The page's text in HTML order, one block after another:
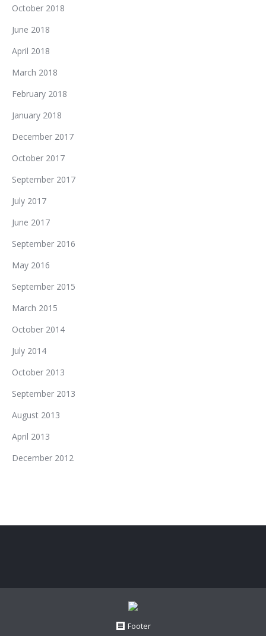
October 2018
June 2018
April 2018
March 2018
February 2018
January 2018
December 2017
October 2017
September 2017
July 2017
June 2017
September 2016
May 2016
September 2015
March 2015
October 2014
July 2014
October 2013
September 2013
August 2013
April 2013
December 2012
Footer